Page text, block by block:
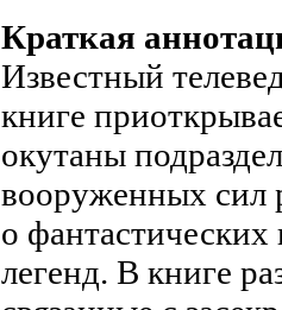
Краткая
Известный
книге
окутаны
вооруженных сил
о фантастических
легенд. В книге